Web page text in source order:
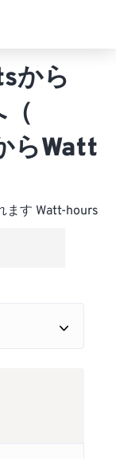
から
らWatt
ます Watt-hours